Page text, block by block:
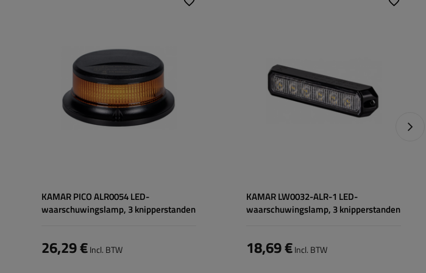
KAMAR PICO ALR0054 LED-
waarschuwingslamp, 3 knipperstanden
26,29 €Incl. BTW
Type verbinding:
draad
Vermogen:
27 W
KAMAR LW0032-ALR-1 LED-
waarschuwingslamp, 3 knipperstanden
18,69 €Incl. BTW
Vermogen: